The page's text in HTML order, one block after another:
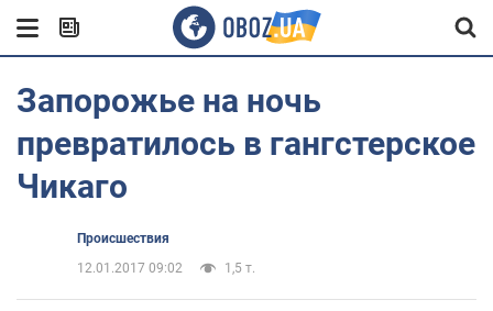
Запорожье на ночь
превратилось в гангстерское
Чикаго
Происшествия
12.01.2017 09:02
1,5 т.